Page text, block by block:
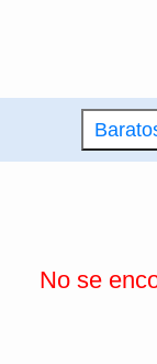
No se